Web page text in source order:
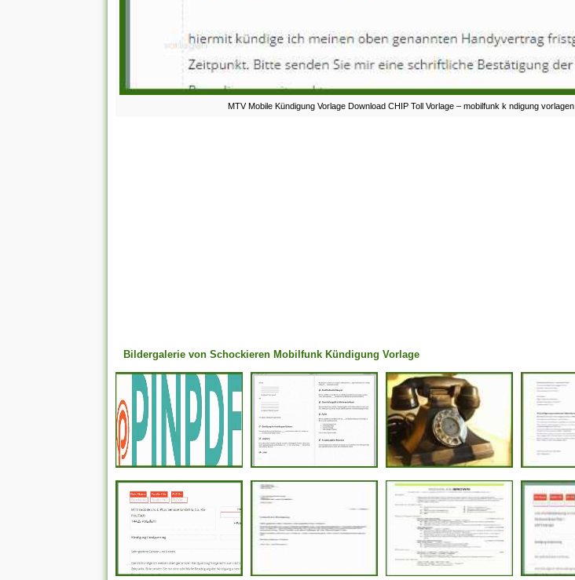
MTV Mobile Kündigung Vorlage Download CHIP Toll Vorlage – mobilfunk k ndigung vorlagen
Bildergalerie von Schockieren Mobilfunk Kündigung Vorlage